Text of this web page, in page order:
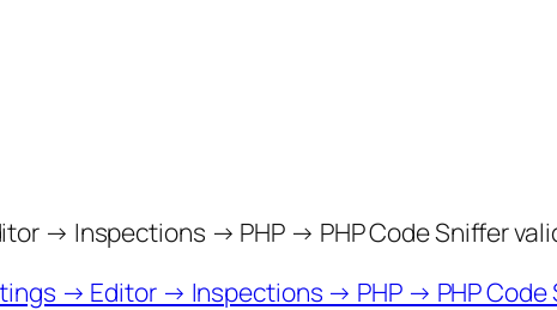
→ Inspections → PHP → PHP Code Sniffer